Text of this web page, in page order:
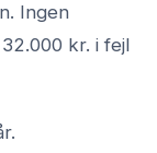
Ingen
kr. i fejl